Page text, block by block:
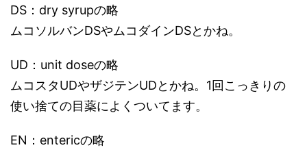
DS：dry syrupの略
ムコソルバンDSやムコダインDSとかね。
UD：unit doseの略
ムコスタUDやザジテンUDとかね。1回こっきりの
使い捨ての目薬によくついてます。
EN：entericの略